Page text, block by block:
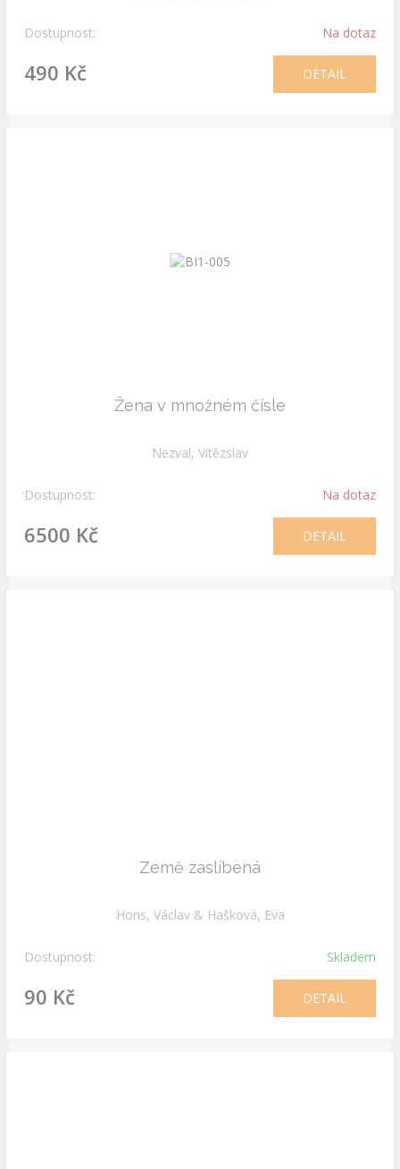
Dostupnost: Na dotaz
490 Kč DETAIL
Žena v množném čísle
Nezval, Vítězslav
Dostupnost: Na dotaz
6500 Kč DETAIL
Země zaslíbená
Hons, Václav & Hašková, Eva
Dostupnost: Skladem
90 Kč DETAIL